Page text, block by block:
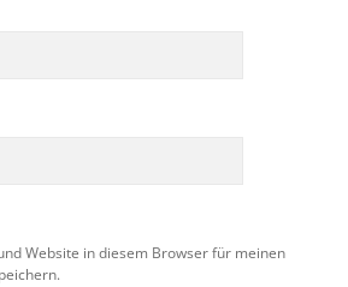
Website in diesem Browser für meinen